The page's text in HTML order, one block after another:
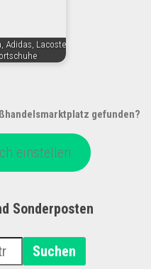
Adidas, Lacoste
gefunden?
einstellen
Sonderposten
Suchen